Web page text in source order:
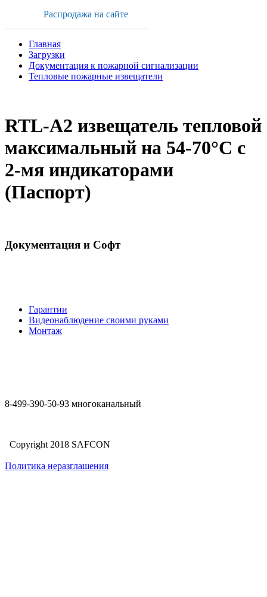
Распродажа на сайте
Главная
Загрузки
Документация к пожарной сигнализации
Тепловые пожарные извещатели
RTL-A2 извещатель тепловой
максимальный на 54-70°С с
2-мя индикаторами
(Паспорт)
Документация и Софт
Гарантии
Видеонаблюдение своими руками
Монтаж
8-499-390-50-93 многоканальный
Copyright 2018 SAFCON
Политика неразглашения